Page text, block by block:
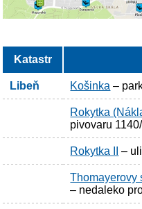
Katastr
Libeň Košinka –
Rokytka
pivovaru
Rokytka II –
Thomayerovy
– nedaleko